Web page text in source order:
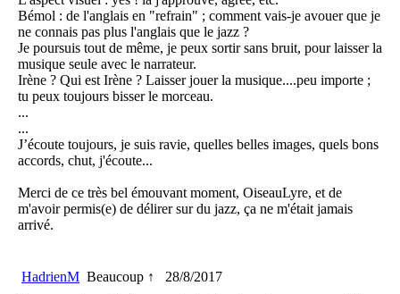
Bémol : de l'anglais en "refrain" ; comment vais-je avouer que je
ne connais pas plus l'anglais que le jazz ?
Je poursuis tout de même, je peux sortir sans bruit, pour laisser la
musique seule avec le narrateur.
Irène ? Qui est Irène ? Laisser jouer la musique....peu importe ;
tu peux toujours bisser le morceau.
...
...
J’écoute toujours, je suis ravie, quelles belles images, quels bons
accords, chut, j'écoute...
Merci de ce très bel émouvant moment, OiseauLyre, et de
m'avoir permis(e) de délirer sur du jazz, ça ne m'était jamais
arrivé.
HadrienM Beaucoup ↑
28/8/2017